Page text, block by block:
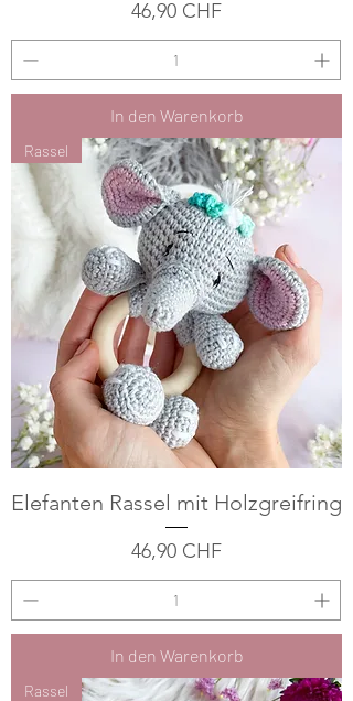
Preis
46,90 CHF
In den Warenkorb
Rassel
Elefanten Rassel mit Holzgreifring
Preis
46,90 CHF
In den Warenkorb
Rassel